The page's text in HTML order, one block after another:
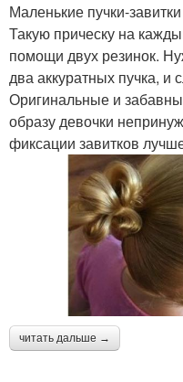
Маленькие пучки-завитки
Такую прическу на
помощи двух резинок.
два аккуратных пучка, и
Оригинальные и
образу девочки
фиксации завитков
читать дальше →